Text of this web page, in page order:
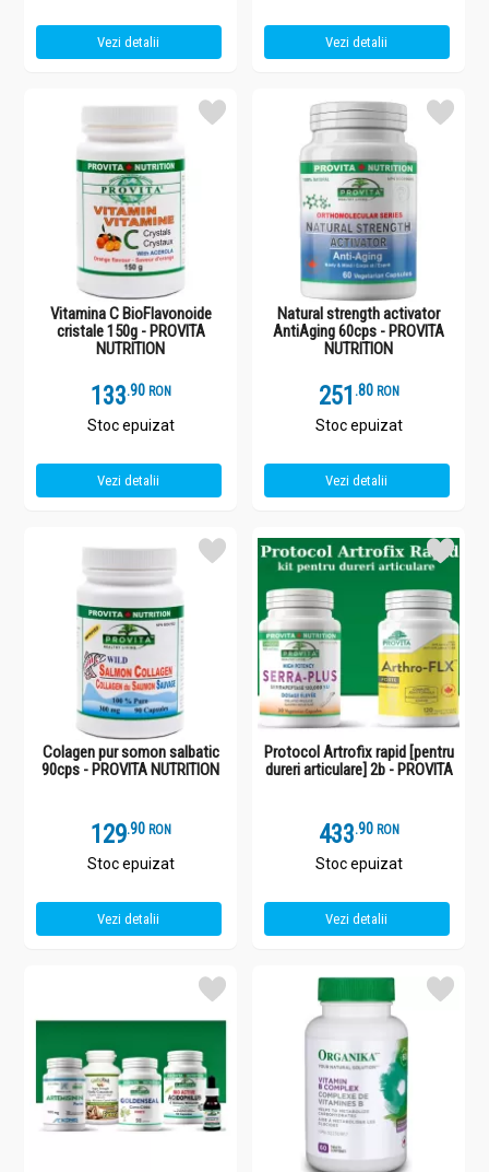
Vezi detalii Vezi detalii
Vitamina C BioFlavonoide
cristale 150g - PROVITA
NUTRITION
133.9 RON
Stoc epuizat
Vezi detalii
Natural strength activator
AntiAging 60cps - PROVITA
NUTRITION
251 .8 RON
Stoc epuizat
Vezi detalii
Colagen pur somon salbatic
90cps - PROVITA NUTRITION
129.9 RON
Stoc epuizat
Vezi detalii
Protocol Artrofix rapid [pentru
dureri articulare] 2b - PROVITA
433.9 RON
Stoc epuizat
Vezi detalii